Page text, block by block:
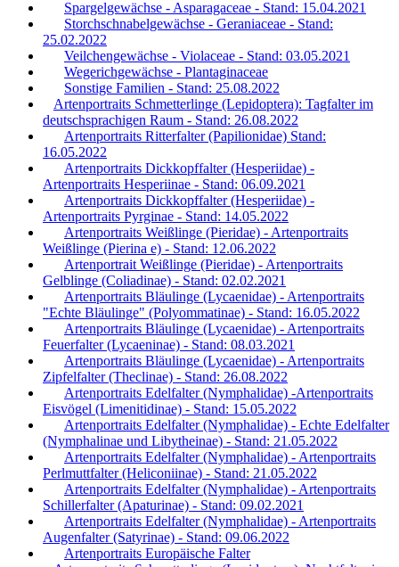
Spargelgewächse - Asparagaceae - Stand: 15.04.2021
Storchschnabelgewächse - Geraniaceae - Stand:
25.02.2022
Veilchengewächse - Violaceae - Stand: 03.05.2021
Wegerichgewächse - Plantaginaceae
Sonstige Familien - Stand: 25.08.2022
Artenportraits Schmetterlinge (Lepidoptera): Tagfalter im
deutschsprachigen Raum - Stand: 26.08.2022
Artenportraits Ritterfalter (Papilionidae) Stand:
16.05.2022
Artenportraits Dickkopffalter (Hesperiidae) -
Artenportraits Hesperiinae - Stand: 06.09.2021
Artenportraits Dickkopffalter (Hesperiidae) -
Artenportraits Pyrginae - Stand: 14.05.2022
Artenportraits Weißlinge (Pieridae) - Artenportraits
Weißlinge (Pierina e) - Stand: 12.06.2022
Artenportrait Weißlinge (Pieridae) - Artenportraits
Gelblinge (Coliadinae) - Stand: 02.02.2021
Artenportraits Bläulinge (Lycaenidae) - Artenportraits
"Echte Bläulinge" (Polyommatinae) - Stand: 16.05.2022
Artenportraits Bläulinge (Lycaenidae) - Artenportraits
Feuerfalter (Lycaeninae) - Stand: 08.03.2021
Artenportraits Bläulinge (Lycaenidae) - Artenportraits
Zipfelfalter (Theclinae) - Stand: 26.08.2022
Artenportraits Edelfalter (Nymphalidae) -Artenportraits
Eisvögel (Limenitidinae) - Stand: 15.05.2022
Artenportraits Edelfalter (Nymphalidae) - Echte Edelfalter
(Nymphalinae und Libytheinae) - Stand: 21.05.2022
Artenportraits Edelfalter (Nymphalidae) - Artenportraits
Perlmuttfalter (Heliconiinae) - Stand: 21.05.2022
Artenportraits Edelfalter (Nymphalidae) - Artenportraits
Schillerfalter (Apaturinae) - Stand: 09.02.2021
Artenportraits Edelfalter (Nymphalidae) - Artenportraits
Augenfalter (Satyrinae) - Stand: 09.06.2022
Artenportraits Europäische Falter